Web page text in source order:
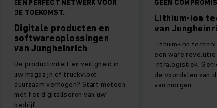
NETWERK VOOR
en
en veiligheid in
truckvloot
Start meteen
van uw
GEEN COMPROMISSEN
Lithium-ion technologie
van Jungheinrich
Lithium-ion technologie ontketent
een ware revolutie in de
intralogistiek. Geniet vandaag van
de voordelen van de technologie
van morgen.